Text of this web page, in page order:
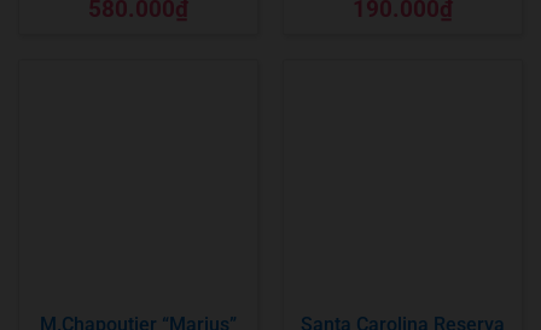
hạng55 sao
580.000₫
hạng55 sao
190.000₫
M.Chapoutier “Marius”
Santa Carolina Reserva